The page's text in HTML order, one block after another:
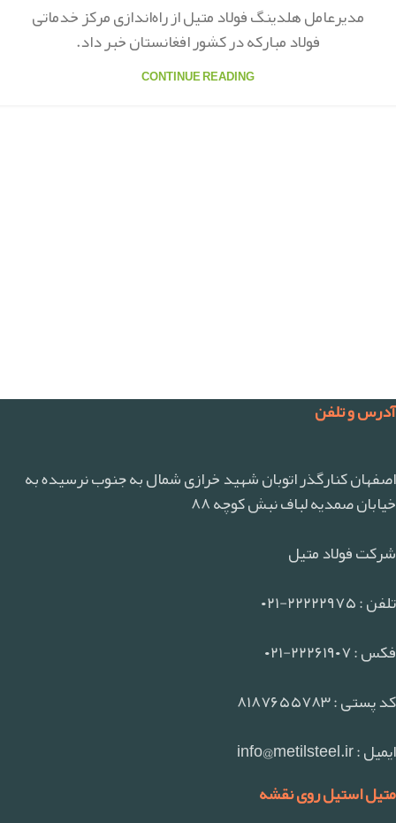
مدیرعامل هلدینگ فولاد متیل از راه‌اندازی مرکز خدماتی
فولاد مبارکه در کشور افغانستان خبر داد.
CONTINUE READING
آدرس و تلفن
اصفهان کنارگذر اتوبان شهید خرازی شمال به جنوب نرسیده به
خیابان صمدیه لباف نبش کوچه ۸۸
شرکت فولاد متیل
تلفن : ۲۲۲۲۲۹۷۵-۰۲۱
فکس : ۲۲۲۶۱۹۰۷-۰۲۱
کد پستی : ۸۱۸۷۶۵۵۷۸۳
ایمیل : info@metilsteel.ir
متیل استیل روی نقشه